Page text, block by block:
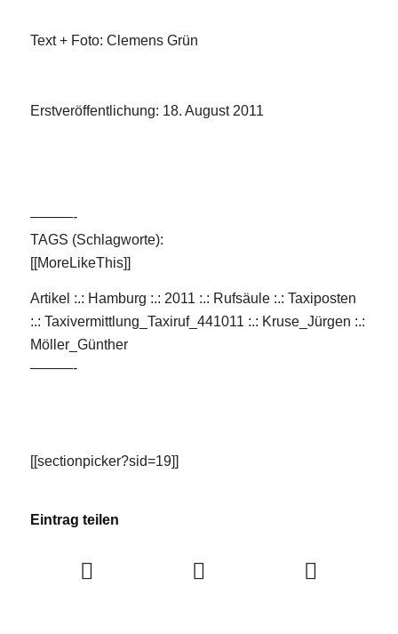
Text + Foto: Clemens Grün
Erstveröffentlichung: 18. August 2011
———-
TAGS (Schlagworte):
[[MoreLikeThis]]
Artikel :.: Hamburg :.: 2011 :.: Rufsäule:.: Taxiposten
:.: Taxivermittlung_Taxiruf_441011 :.: Kruse_Jürgen :.:
Möller_Günther
———-
[[sectionpicker?sid=19]]
Eintrag teilen